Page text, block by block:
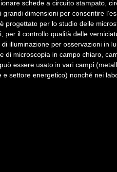
schede a circuito stampato,
dimensioni per consentire
progettato per lo studio delle
per il controllo qualità delle
illuminazione per osservazioni in
di microscopia in campo chiaro,
essere usato in vari campi
e settore energetico) nonché nei